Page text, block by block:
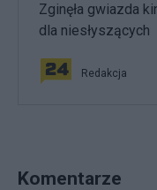
Zginęła gwiazda
dla niesłyszących
Redakcja
Komentarze